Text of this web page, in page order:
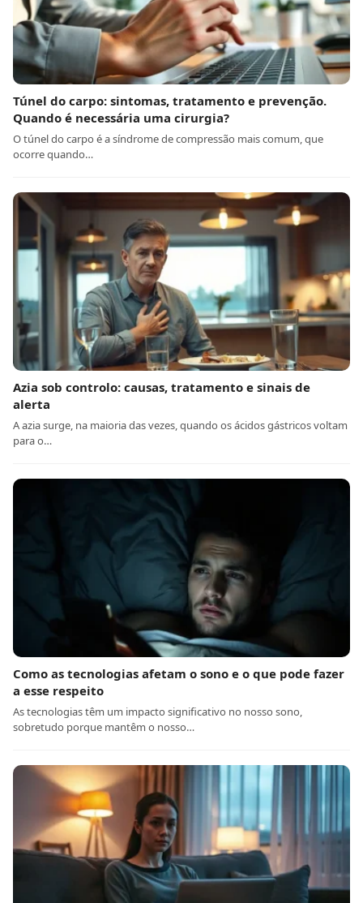
Túnel do carpo: sintomas, tratamento e prevenção.
Quando é necessária uma cirurgia?
O túnel do carpo é a síndrome de compressão mais comum, que
ocorre quando…
Azia sob controlo: causas, tratamento e sinais de
alerta
A azia surge, na maioria das vezes, quando os ácidos gástricos voltam
para o…
Como as tecnologias afetam o sono e o que pode fazer
a esse respeito
As tecnologias têm um impacto significativo no nosso sono,
sobretudo porque mantêm o nosso…